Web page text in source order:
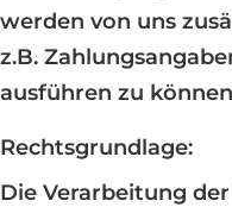
werden von uns
z.B.
ausführen zu
Rechtsgrundlage:
Die Verarbeitung